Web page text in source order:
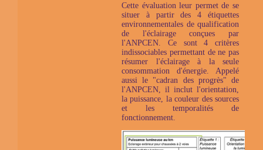
Cette évaluation leur permet de se
situer à partir des 4 étiquettes
environnementales de qualification
de l'éclairage conçues par
l'ANPCEN. Ce sont 4 critères
indissociables permettant de ne pas
résumer l'éclairage à la seule
consommation d'énergie. Appelé
aussi le "cadran des progrès" de
l'ANPCEN, il inclut l'orientation,
la puissance, la couleur des sources
et les temporalités de
fonctionnement.